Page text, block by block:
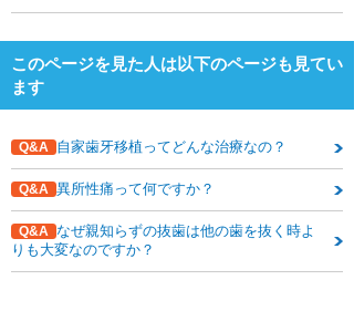
このページを見た人は以下のページも見てい
ます
Q&A 自家歯牙移植ってどんな治療なの？
Q&A 異所性痛って何ですか？
Q&A
なぜ親知らずの抜歯は他の歯を抜く時よ
りも大変なのですか？